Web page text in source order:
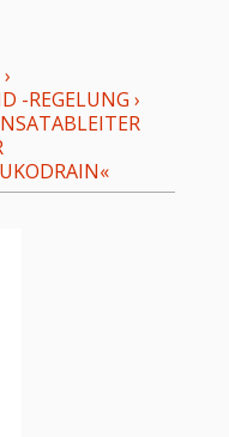
›
-REGELUNG ›